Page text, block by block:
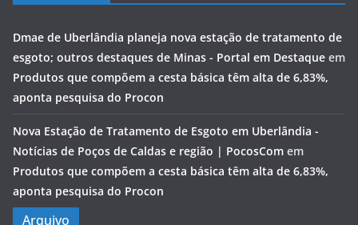
Dmae de Uberlândia planeja nova estação de tratamento de
esgoto; outros destaques de Minas - Portal em Destaque em
Produtos que compõem a cesta básica têm alta de 6,83%,
aponta pesquisa do Procon
Nova Estação de Tratamento de Esgoto em Uberlândia -
Notícias de Poços de Caldas e região | PocosCom em
Produtos que compõem a cesta básica têm alta de 6,83%,
aponta pesquisa do Procon
Arquivo